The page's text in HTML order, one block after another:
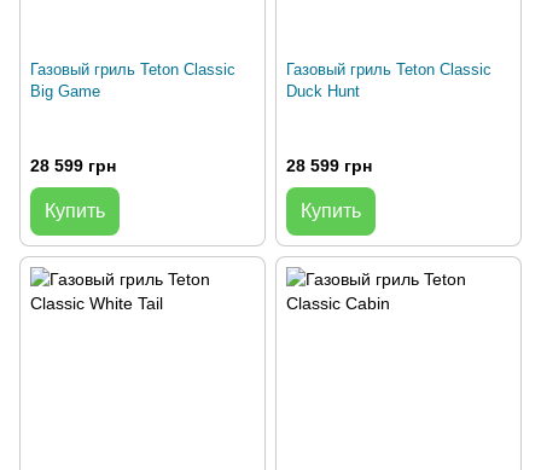
Газовый гриль Teton Classic
Big Game
28 599 грн
Купить
Газовый гриль Teton Classic
Duck Hunt
28 599 грн
Купить